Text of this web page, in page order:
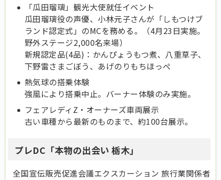
「瓜田瑠璃」観光大使就任イベント
瓜田瑠璃役の声優、小林元子さんが「しもつけブ
ランド認定式」のMCを務める。（4月23日実施。
野外ステージ2,000名来場）
新規認定品(4品)：かんぴょうもつ煮、八重草子、
下野雷さまごぼう、あげのりもちほっぺ
熱気球の搭乗体験
強風により搭乗中止。バーナー体験のみ実施。
フェアレディZ・オーナーズ車両展示
古い車種から最新のものまで、約100台展示。
プレDC「本物の出会い 栃木」
全国宣伝販売促進会議エクスカーション 旅行業関係者